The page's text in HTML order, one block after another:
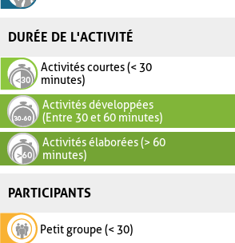
DURÉE DE L'ACTIVITÉ
Activités courtes (< 30
minutes)
Activités développées
(Entre 30 et 60 minutes)
Activités élaborées (> 60
minutes)
PARTICIPANTS
Petit groupe (< 30)